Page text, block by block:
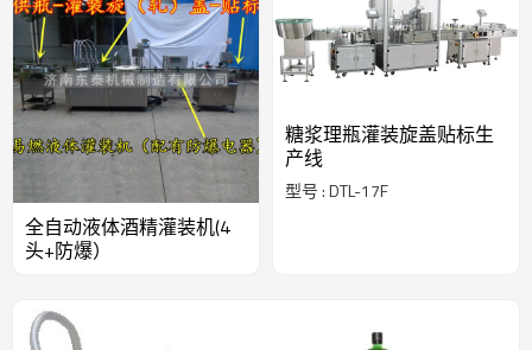
全自动液体酒精灌装机(4
头+防爆）
糖浆理瓶灌装旋盖贴标生
产线
型号 : DTL-17F